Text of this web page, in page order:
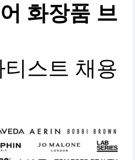
화장품 브
티스트 채용